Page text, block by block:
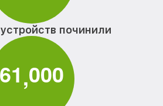
починили
61,000